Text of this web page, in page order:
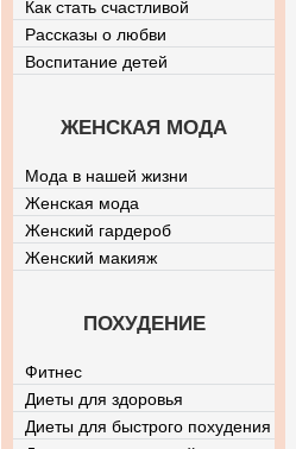
Как стать счастливой
Рассказы о любви
Воспитание детей
ЖЕНСКАЯ МОДА
Мода в нашей жизни
Женская мода
Женский гардероб
Женский макияж
ПОХУДЕНИЕ
Фитнес
Диеты для здоровья
Диеты для быстрого похудения